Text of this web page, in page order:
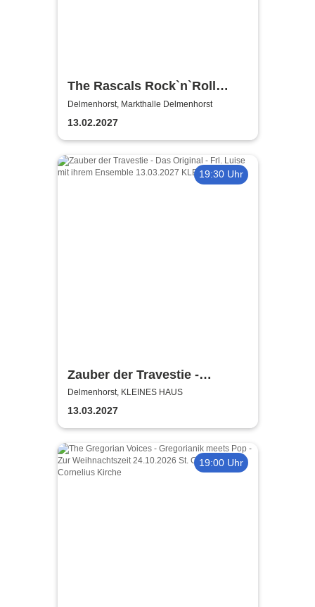
The Rascals Rock`n`Roll
Show
Delmenhorst, Markthalle Delmenhorst
13.02.2027
19:30 Uhr
Zauber der Travestie -
Fräulein Luise und ihr
Ensemble - das Original
Delmenhorst, KLEINES HAUS
13.03.2027
19:00 Uhr